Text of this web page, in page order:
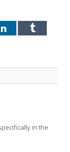
LinkedInTumblr
in the